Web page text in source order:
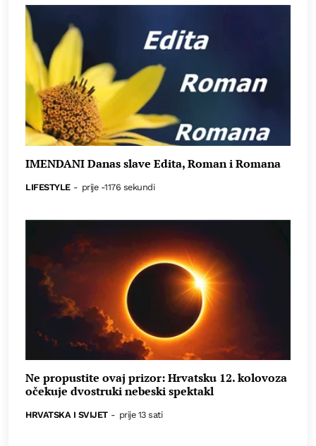
IMENDANI Danas slave Edita, Roman i Romana
LIFESTYLE - prije -1176 sekundi
Ne propustite ovaj prizor: Hrvatsku 12. kolovoza
očekuje dvostruki nebeski spektakl
HRVATSKA I SVIJET - prije 13 sati